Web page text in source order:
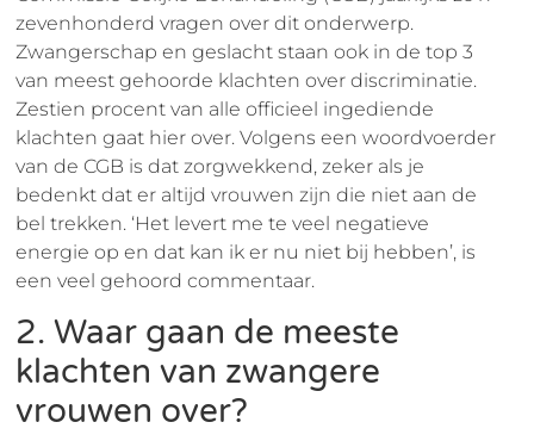
zevenhonderd vragen over dit onderwerp.
Zwangerschap en geslacht staan ook in de top 3
van meest gehoorde klachten over discriminatie.
Zestien procent van alle officieel ingediende
klachten gaat hier over. Volgens een woordvoerder
van de CGB is dat zorgwekkend, zeker als je
bedenkt dat er altijd vrouwen zijn die niet aan de
bel trekken. ‘Het levert me te veel negatieve
energie op en dat kan ik er nu niet bij hebben’, is
een veel gehoord commentaar.
2. Waar gaan de meeste
klachten van zwangere
vrouwen over?